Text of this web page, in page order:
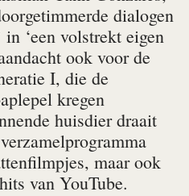
dialogen
‘een volstrekt eigen
ook voor de
I, die de
kregen
huisdier draait
maar ook
van YouTube.